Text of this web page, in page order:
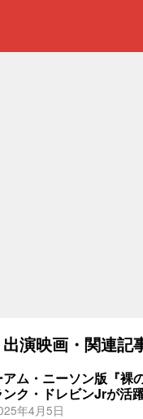
演映画・関連記
アム・ニーソン版『
ンク・ドレビンJrが活
年4月5日